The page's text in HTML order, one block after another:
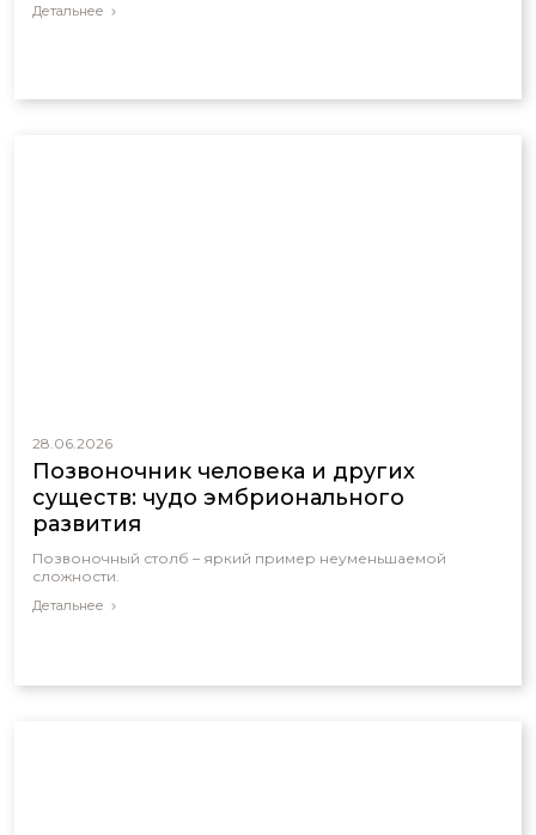
Детальнее
28.06.2026
Позвоночник человека и других
существ: чудо эмбрионального
развития
Позвоночный столб – яркий пример неуменьшаемой
сложности.
Детальнее